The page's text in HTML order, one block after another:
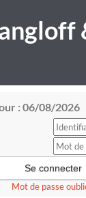
: 06/08/2026
Mot de passe